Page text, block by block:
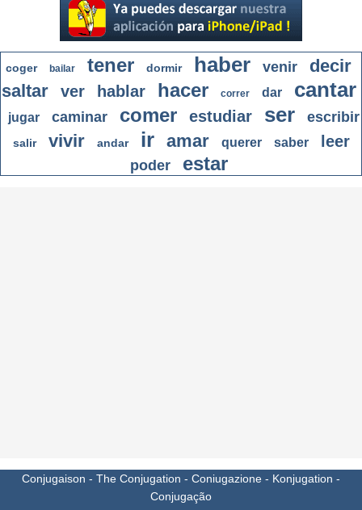
coger bailar tener dormir haber venir
decir
saltar
ver hablar hacer correr dar cantar
jugar caminar comer estudiar ser escribir
salir vivir andar ir amar querer saber leer
poder estar
Conjugaison - The Conjugation - Coniugazione - Konjugation -
Conjugação